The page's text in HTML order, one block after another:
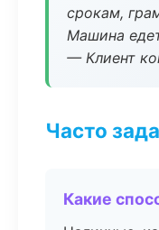
срокам,
Машина
— Клиент
Часто
Какие